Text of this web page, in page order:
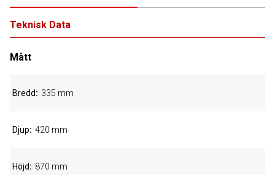
Teknisk Data
Mått
Bredd 335 mm
Djup 420 mm
Höjd 870 mm